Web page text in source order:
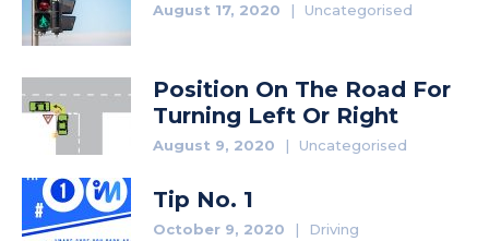
August 17, 2020 | Uncategorised
Position On The Road For
Turning Left Or Right
August 9, 2020 | Uncategorised
Tip No. 1
October 9, 2020 | Driving